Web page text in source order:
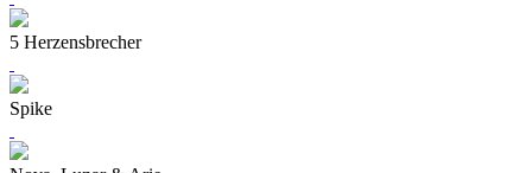
5 Herzensbrecher
Spike